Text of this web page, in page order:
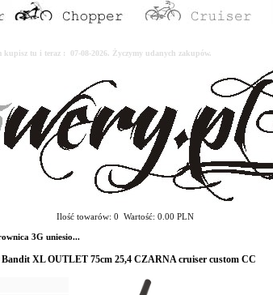
tu i teraz : 07-08-2026. Życzymy udanych zakupów.
Ilość towarów: 0 Wartość: 0.00 PLN
3G uniesio...
XL OUTLET 75cm 25,4 CZARNA cruiser custom CC